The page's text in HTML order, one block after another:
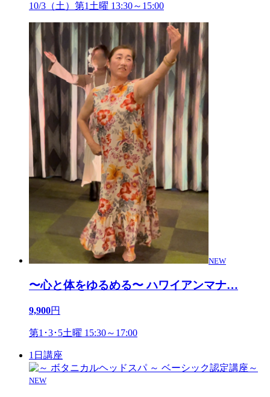
10/3（土）第1土曜 13:30～15:00
NEW
〜心と体をゆるめる〜 ハワイアンマナ…
9,900円
第1･3･5土曜 15:30～17:00
1日講座
NEW